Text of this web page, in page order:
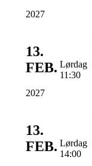
2027
13.
FEB.
2027
Lørdag
11:30
13.
FEB. Lørdag
14:00